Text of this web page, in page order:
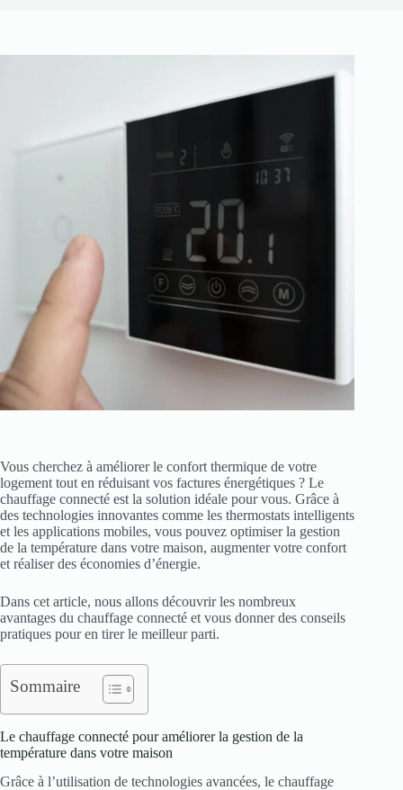
Vous cherchez à améliorer le confort thermique de votre
logement tout en réduisant vos factures énergétiques ? Le
chauffage connecté est la solution idéale pour vous. Grâce à
des technologies innovantes comme les thermostats intelligents
et les applications mobiles, vous pouvez optimiser la gestion
de la température dans votre maison, augmenter votre confort
et réaliser des économies d’énergie.
Dans cet article, nous allons découvrir les nombreux
avantages du chauffage connecté et vous donner des conseils
pratiques pour en tirer le meilleur parti.
Sommaire
Le chauffage connecté pour améliorer la gestion de la
température dans votre maison
Grâce à l’utilisation de technologies avancées, le chauffage